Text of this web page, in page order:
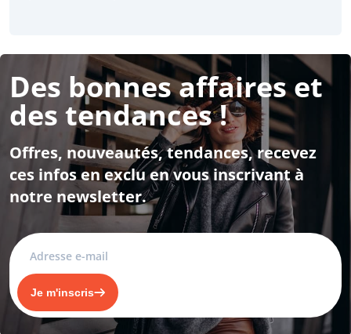
Des bonnes affaires et
des tendances !
Offres, nouveautés, tendances, recevez
ces infos en exclu en vous inscrivant à
notre newsletter.
Je m'inscris